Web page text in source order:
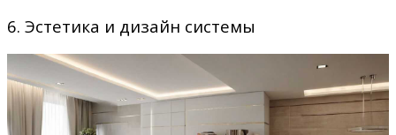
6. Эстетика и дизайн системы